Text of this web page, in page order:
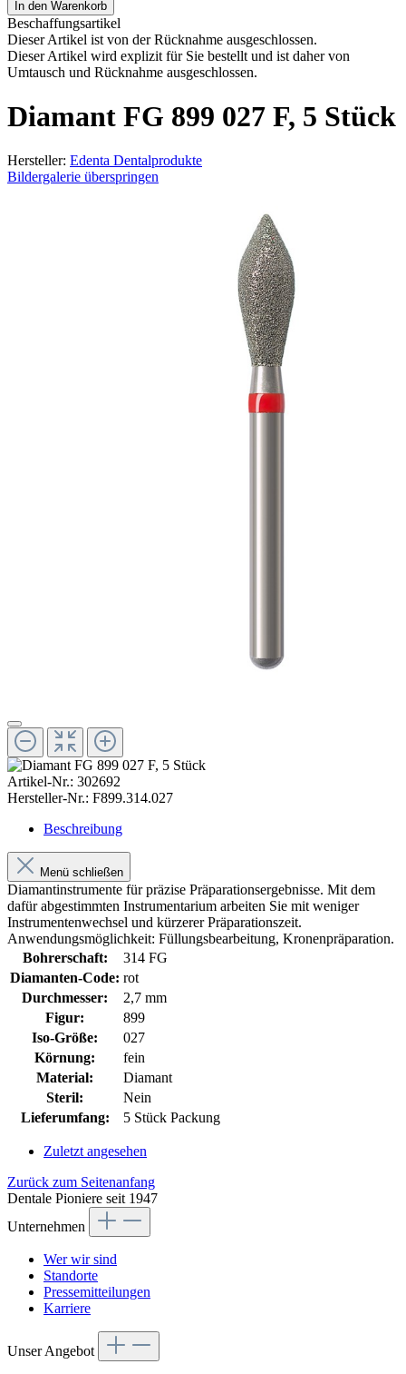
In den Warenkorb
Beschaffungsartikel
Dieser Artikel ist von der Rücknahme ausgeschlossen.
Dieser Artikel wird explizit für Sie bestellt und ist daher von
Umtausch und Rücknahme ausgeschlossen.
Diamant FG 899 027 F, 5 Stück
Hersteller: Edenta Dentalprodukte
Bildergalerie überspringen
Artikel-Nr.: 302692
Hersteller-Nr.: F899.314.027
Beschreibung
Menü schließen
Diamantinstrumente für präzise Präparationsergebnisse. Mit dem
dafür abgestimmten Instrumentarium arbeiten Sie mit weniger
Instrumentenwechsel und kürzerer Präparationszeit.
Anwendungsmöglichkeit: Füllungsbearbeitung, Kronenpräparation.
Bohrerschaft:
314 FG
Diamanten-Code: rot
Durchmesser:
2,7 mm
Figur:
899
Iso-Größe:
027
Körnung:
fein
Material:
Diamant
Steril:
Nein
Lieferumfang:
5 Stück Packung
Zuletzt angesehen
Zurück zum Seitenanfang
Dentale Pioniere seit 1947
Unternehmen
Wer wir sind
Standorte
Pressemitteilungen
Karriere
Unser Angebot